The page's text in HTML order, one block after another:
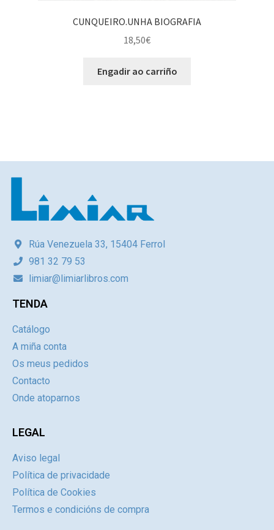
CUNQUEIRO.UNHA BIOGRAFIA
18,50€
Engadir ao carriño
Rúa Venezuela 33, 15404 Ferrol
981 32 79 53
limiar@limiarlibros.com
TENDA
Catálogo
A miña conta
Os meus pedidos
Contacto
Onde atoparnos
LEGAL
Aviso legal
Política de privacidade
Política de Cookies
Termos e condicións de compra